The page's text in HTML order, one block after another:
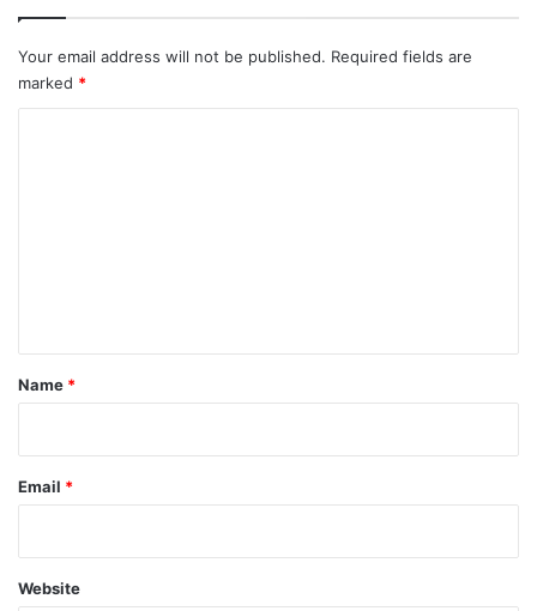
Your email address will not be published. Required fields are
marked *
*
Name *
Email *
Website